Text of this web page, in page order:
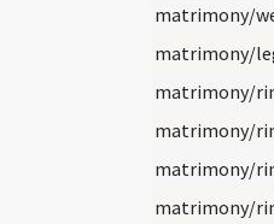
matrimony/
matrimony/
matrimony/
matrimony/
matrimony/
matrimony/